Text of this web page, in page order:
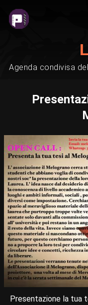
Agenda condivisa
Presentazione la tua